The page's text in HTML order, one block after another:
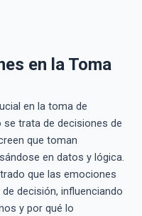
en la Toma
en la toma de
trata de decisiones de
que toman
en datos y lógica.
que las emociones
decisión, influenciando
y por qué lo